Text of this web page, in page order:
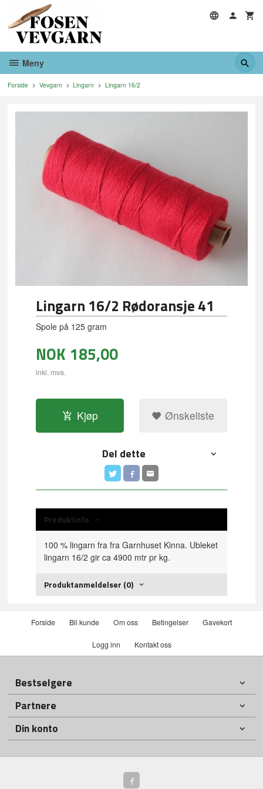
innholdet
Meny
Forside Vevgarn Lingarn Lingarn 16/2
Lingarn 16/2 Rødoransje 41
Spole på 125 gram
NOK 185,00
inkl. mva.
Kjøp Ønskeliste
Del dette
Produktinfo
100 % lingarn fra fra Garnhuset Kinna. Ubleket
lingarn 16/2 gir ca 4900 mtr pr kg.
Produktanmeldelser (0)
Forside Bli kunde Om oss Betingelser Gavekort
Logg inn Kontakt oss
Bestselgere
Partnere
Din konto